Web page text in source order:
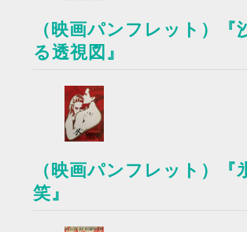
（映画パンフレット）『
る透視図』
（映画パンフレット）『
笑』